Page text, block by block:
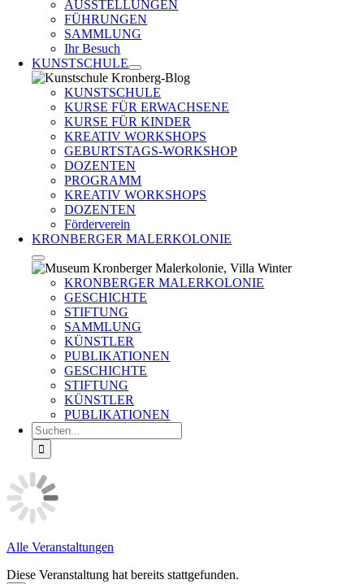
AUSSTELLUNGEN
FÜHRUNGEN
SAMMLUNG
Ihr Besuch
KUNSTSCHULE
KUNSTSCHULE
KURSE FÜR ERWACHSENE
KURSE FÜR KINDER
KREATIV WORKSHOPS
GEBURTSTAGS-WORKSHOP
DOZENTEN
PROGRAMM
KREATIV WORKSHOPS
DOZENTEN
Förderverein
KRONBERGER MALERKOLONIE
KRONBERGER MALERKOLONIE
GESCHICHTE
STIFTUNG
SAMMLUNG
KÜNSTLER
PUBLIKATIONEN
GESCHICHTE
STIFTUNG
KÜNSTLER
PUBLIKATIONEN
Suche
nach:
Alle Veranstaltungen
Diese Veranstaltung hat bereits stattgefunden.